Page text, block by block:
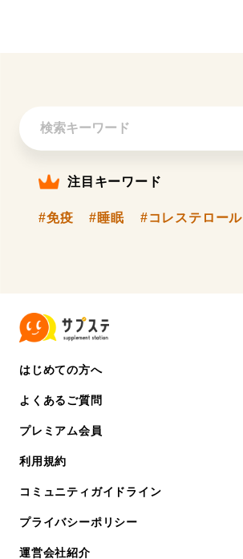
注目キーワード
#免疫 #睡眠 #コレステロール
はじめての方へ
よくあるご質問
プレミアム会員
利用規約
コミュニティガイドライン
プライバシーポリシー
運営会社紹介